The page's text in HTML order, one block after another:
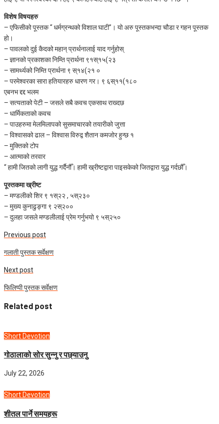
विशेष विषयहरु
– एफिसीको पूस्तक “ धर्मग्रन्थको विशाल घाटी”। यो अरु पूस्तकभन्दा चौडा र गहन पूस्तक
हो।
– पावलको दुई कैदको महान् प्रार्थनालाई याद गर्नुहोस्
– ज्ञानको प्रकाशका निम्ति प्रार्थना ९१स्१५(२३
– सामर्थ्यको निम्ति प्रार्थना ९ स्१४(२१ ०
– परमेश्वरका सारा हतियारहरु धारण गर। ९ ६स्११(१८०
एबनभ द्दद्द भलम
– सत्यताको पेटी – जसले सबै कवच एकसाथ राख्दछ
– धार्मिकताको कवच
– पाउहरुमा मेलमिलापको सुसमाचारको तयारीको जुत्ता
– विश्वासको ढाल – विश्वास विरुद्व शैतान कमजोर हुन्छ १
– मुक्तिको टोप
– आत्माको तरवार
“ हामी जितको लागी युद्ध गर्दैनौँ। हामी ख्रीष्टद्वारा पाइसकेको जितद्वारा युद्ध गर्दछौँ।
पूस्तकमा ख्रीष्ट
– मण्डलीको शिर ९ १स्२२ , ५स्२३०
– मुख्य कुनाढुङ्गा ९ २स्२००
– दुलहा जसले मण्डलीलाई प्रेम गर्नुभयो ९ ५स्२५०
Previous post
गलाती पुस्तक सर्वेक्षण
Next post
फिलिप्पी पुस्तक सर्वेक्षण
Related post
Short Devotion
गोठालाको सोर सुन्नु र पछ्याउनु
July 22, 2026
Short Devotion
शीतल पार्ने समयहरू